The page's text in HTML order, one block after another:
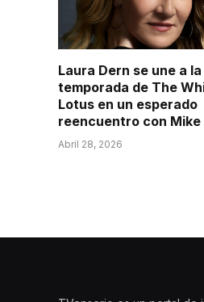
Laura Dern se une a
temporada de The
Lotus en un esperado
reencuentro con
Abril 28, 2026